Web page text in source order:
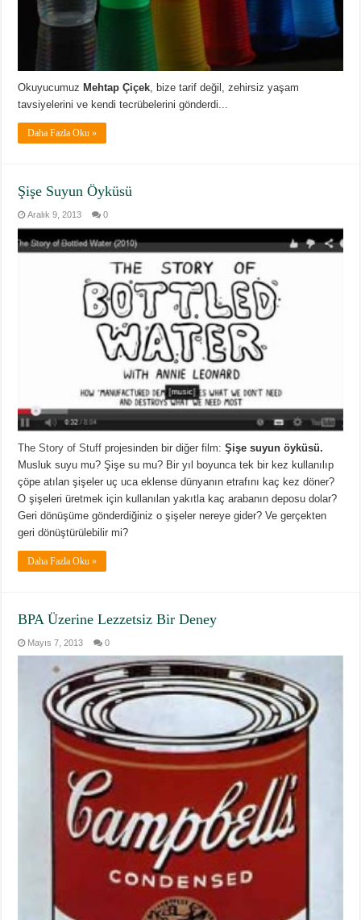
Okuyucumuz Mehtap Çiçek, bize tarif değil, zehirsiz yaşam
tavsiyelerini ve kendi tecrübelerini gönderdi...
Daha Fazla Oku »
Şişe Suyun Öyküsü
Aralık 9, 2013 0
The Story of Stuff projesinden bir diğer film:Şişe suyun öyküsü.
Musluk suyu mu? Şişe su mu? Bir yıl boyunca tek bir kez kullanılıp
çöpe atılan şişeler uç uca eklense dünyanın etrafını kaç kez döner?
O şişeleri üretmek için kullanılan yakıtla kaç arabanın deposu dolar?
Geri dönüşüme gönderdiğiniz o şişeler nereye gider? Ve gerçekten
geri dönüştürülebilir mi?
Daha Fazla Oku »
BPA Üzerine Lezzetsiz Bir Deney
Mayıs 7, 2013 0